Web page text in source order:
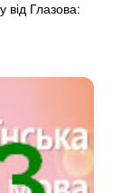
від Глазова: